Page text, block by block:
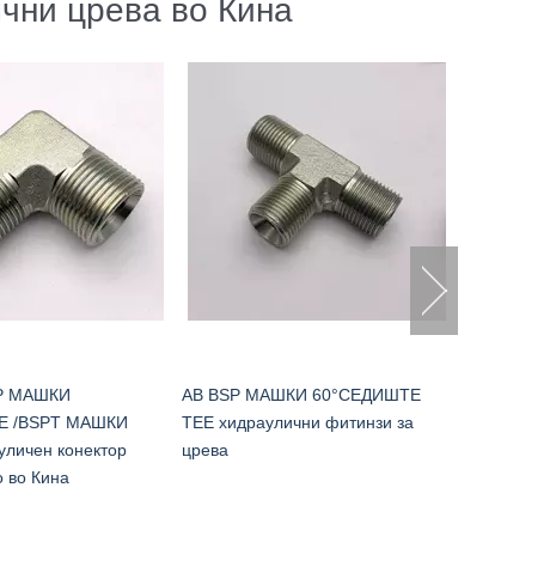
црева во Кина
МАШКИ
/BSPT МАШКИ
конектор
во Кина
AB BSP МАШКИ 60°СЕДИШТЕ
TEE хидраулични фитинзи за
црева